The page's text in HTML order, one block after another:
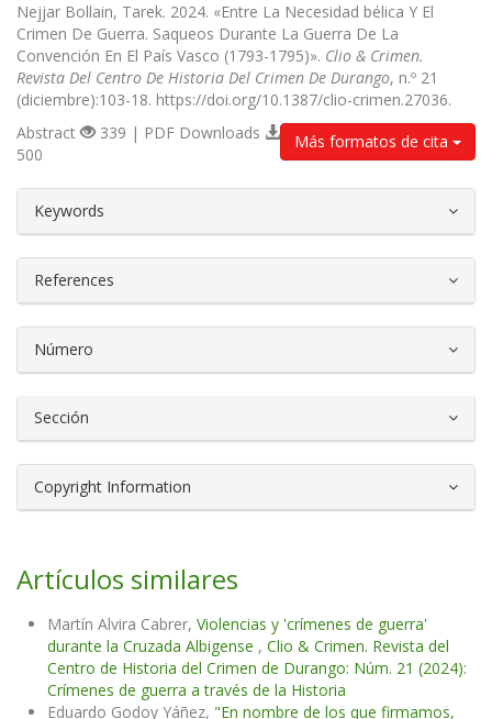
Nejjar Bollain, Tarek. 2024. «Entre La Necesidad bélica Y El
Crimen De Guerra. Saqueos Durante La Guerra De La
Convención En El País Vasco (1793-1795)». Clio & Crimen.
Revista Del Centro De Historia Del Crimen De Durango, n.º 21
(diciembre):103-18. https://doi.org/10.1387/clio-crimen.27036.
Más formatos de cita
Abstract
339 | PDF Downloads
500
Keywords
References
Número
Sección
Copyright Information
Artículos similares
Martín Alvira Cabrer, Violencias y 'crímenes de guerra'
durante la Cruzada Albigense , Clio & Crimen. Revista del
Centro de Historia del Crimen de Durango: Núm. 21 (2024):
Crímenes de guerra a través de la Historia
Eduardo Godoy Yáñez, "En nombre de los que firmamos,